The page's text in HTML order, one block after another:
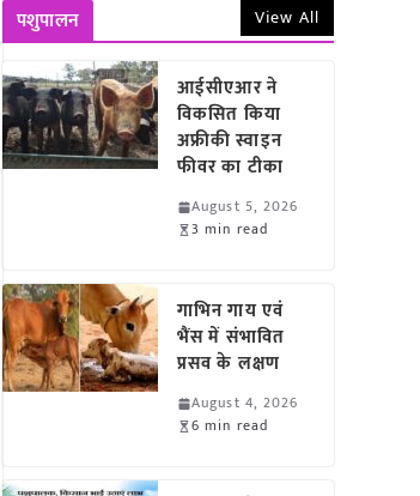
पशुपालन View All
आईसीएआर ने
विकसित किया
अफ्रीकी स्वाइन
फीवर का टीका
August 5, 2026
3 min read
गाभिन गाय एवं
भैंस में संभावित
प्रसव के लक्षण
August 4, 2026
6 min read